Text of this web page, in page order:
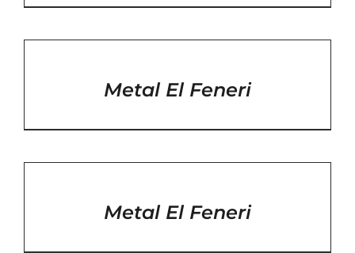
Metal El Feneri
Metal El Feneri